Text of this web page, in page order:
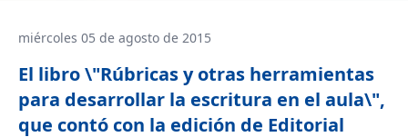
miércoles 05 de agosto de 2015
El libro \"Rúbricas y otras herramientas
para desarrollar la escritura en el aula\",
que contó con la edición de Editorial